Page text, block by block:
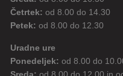
Četrtek: od 8.00 do 14.30
Petek: od 8.00 do 12.30
Uradne ure
Ponedeljek: od 8.00 do